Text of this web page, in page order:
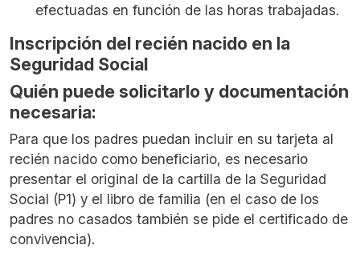
efectuadas en función de las horas trabajadas.
Inscripción del recién nacido en la
Seguridad Social
Quién puede solicitarlo y documentación
necesaria:
Para que los padres puedan incluir en su tarjeta al
recién nacido como beneficiario, es necesario
presentar el original de la cartilla de la Seguridad
Social (P1) y el libro de familia (en el caso de los
padres no casados también se pide el certificado de
convivencia).